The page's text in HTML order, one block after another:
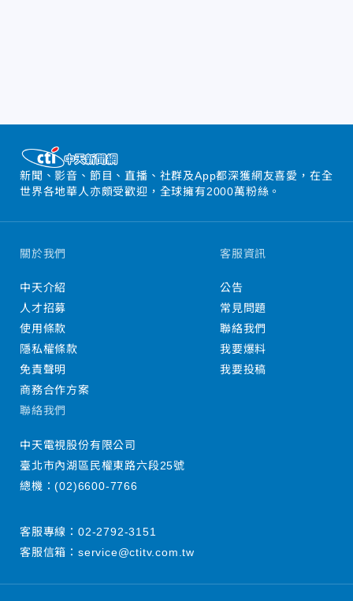
新聞、影音、節目、直播、社群及App都深獲網友喜愛，在全
世界各地華人亦頗受歡迎，全球擁有2000萬粉絲。
關於我們
中天介紹
人才招募
使用條款
隱私權條款
免責聲明
商務合作方案
客服資訊
公告
常見問題
聯絡我們
我要爆料
我要投稿
聯絡我們
中天電視股份有限公司
臺北市內湖區民權東路六段25號
總機：(02)6600-7766
客服專線： 02-2792-3151
客服信箱： service@ctitv.com.tw